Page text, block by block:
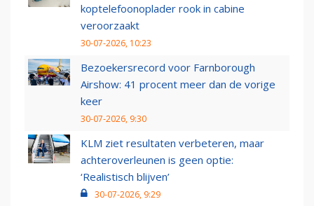
koptelefoonoplader rook in cabine
veroorzaakt
30-07-2026, 10:23
Bezoekersrecord voor Farnborough
Airshow: 41 procent meer dan de vorige
keer
30-07-2026, 9:30
KLM ziet resultaten verbeteren, maar
achteroverleunen is geen optie:
‘Realistisch blijven’
30-07-2026, 9:29